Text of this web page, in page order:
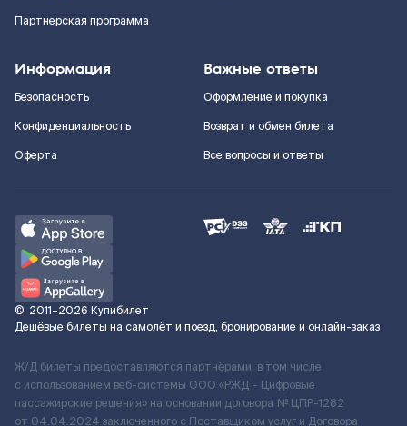
Партнерская программа
Информация
Безопасность
Конфиденциальность
Оферта
Важные ответы
Оформление и покупка
Возврат и обмен билета
Все вопросы и ответы
© 2011–2026 Купибилет
Дешёвые билеты на самолёт и поезд, бронирование и онлайн-заказ
Ж/Д билеты предоставляются партнёрами, в том числе
с использованием веб-системы ООО «РЖД – Цифровые
пассажирские решения» на основании договора № ЦПР-1282
от 04.04.2024 заключенного с Поставщиком услуг и Договора